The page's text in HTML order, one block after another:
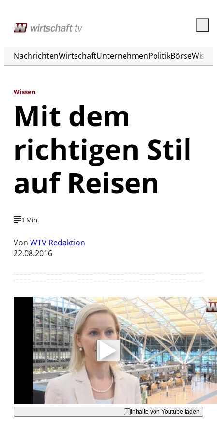
NachrichtenWirtschaftUnternehmenPolitikBörse
Wissen
Mit dem
richtigen Stil
auf Reisen
1 Min.
Von WTV Redaktion
22.08.2016
Mit der Wiedergabe dieses Videos werden
Daten an Youtube übertragen.
Hinweise dazu erhalten Sie in derDatenschutzerklärung.
Akzeptieren
Inhalte von Youtube laden